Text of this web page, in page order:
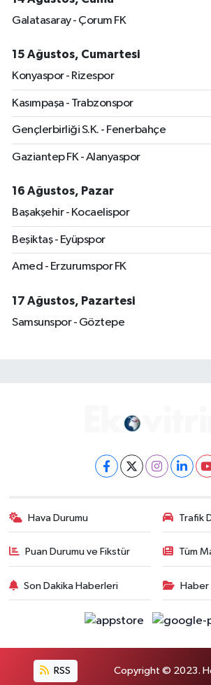
Galatasaray - Çorum FK
15 Ağustos, Cumartesi
Konyaspor - Rizespor
Kasımpaşa - Trabzonspor
Gençlerbirliği S.K. - Fenerbahçe
Gaziantep FK - Alanyaspor
16 Ağustos, Pazar
Başakşehir - Kocaelispor
Beşiktaş - Eyüpspor
Amed - Erzurumspor FK
17 Ağustos, Pazartesi
Samsunspor - Göztepe
Hava Durumu Trafik
Puan Durumu ve Fikstür Tüm
Son Dakika Haberleri Haber
RSS Copyright © 2023.